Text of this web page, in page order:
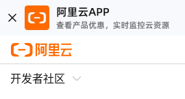
开发者社区